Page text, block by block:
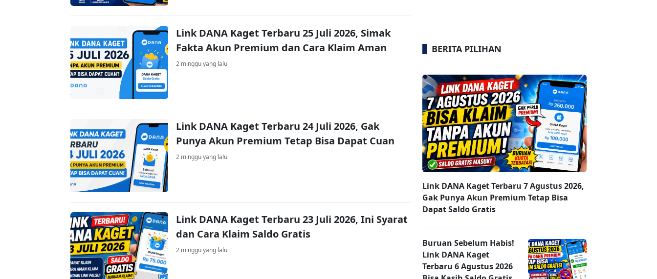
Link DANA Kaget Terbaru 25 Juli 2026, Simak
Fakta Akun Premium dan Cara Klaim Aman
2 minggu yang lalu
Link DANA Kaget Terbaru 24 Juli 2026, Gak
Punya Akun Premium Tetap Bisa Dapat Cuan
2 minggu yang lalu
Link DANA Kaget Terbaru 23 Juli 2026, Ini Syarat
dan Cara Klaim Saldo Gratis
2 minggu yang lalu
BERITA PILIHAN
Link DANA Kaget Terbaru 7 Agustus 2026,
Gak Punya Akun Premium Tetap Bisa
Dapat Saldo Gratis
Buruan Sebelum Habis!
Link DANA Kaget
Terbaru 6 Agustus 2026